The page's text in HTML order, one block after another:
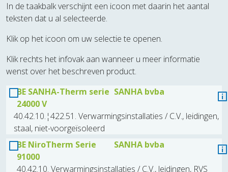
In de taakbalk verschijnt een icoon met daarin het aantal
teksten dat u al selecteerde.
Klik op het icoon om uw selectie te openen.
Klik rechts het infovak aan wanneer u meer informatie
wenst over het beschreven product.
BE SANHA-Therm serie
24000 V
SANHA bvba
40.42.10.¦422.51. Verwarmingsinstallaties / C.V., leidingen,
staal, niet-voorgeïsoleerd
BE NiroTherm Serie
91000
SANHA bvba
40.42.10. Verwarmingsinstallaties / C.V., leidingen, RVS